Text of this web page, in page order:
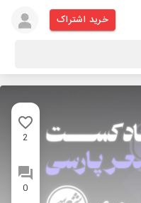
خرید اشتراک
2
0